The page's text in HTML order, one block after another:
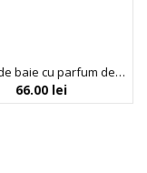
Spuma de baie cu parfum de piersica, Inuwet, 200 ml
66.00 lei